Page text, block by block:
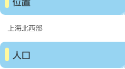
位置
上海北西部
人口